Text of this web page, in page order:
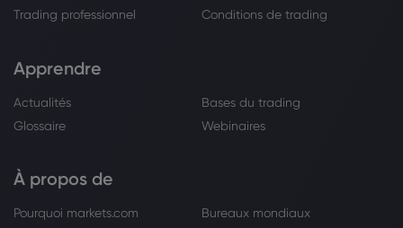
Trading professionnel
Conditions de trading
Apprendre
Actualités
Bases du trading
Glossaire
Webinaires
À propos de
Pourquoi markets.com
Bureaux mondiaux